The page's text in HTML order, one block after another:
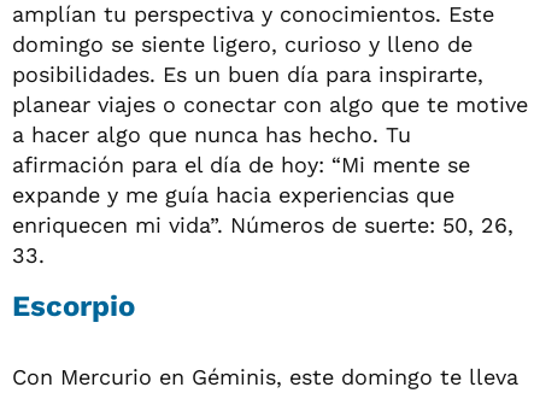
amplían tu perspectiva y conocimientos. Este
domingo se siente ligero, curioso y lleno de
posibilidades. Es un buen día para inspirarte,
planear viajes o conectar con algo que te motive
a hacer algo que nunca has hecho. Tu
afirmación para el día de hoy: “Mi mente se
expande y me guía hacia experiencias que
enriquecen mi vida”. Números de suerte: 50, 26,
33.
Escorpio
Con Mercurio en Géminis, este domingo te lleva